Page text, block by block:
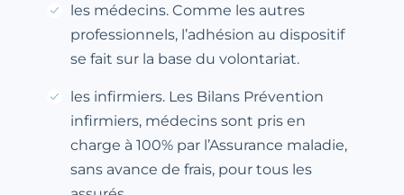
les médecins. Comme les autres
professionnels, l’adhésion au dispositif
se fait sur la base du volontariat.
les infirmiers. Les Bilans Prévention
infirmiers, médecins sont pris en
charge à 100% par l’Assurance maladie,
sans avance de frais, pour tous les